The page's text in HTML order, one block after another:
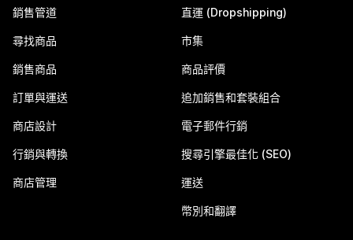
銷售管道
尋找商品
銷售商品
訂單與運送
商店設計
行銷與轉換
商店管理
直運 (Dropshipping)
市集
商品評價
追加銷售和套裝組合
電子郵件行銷
搜尋引擎最佳化 (SEO)
運送
幣別和翻譯